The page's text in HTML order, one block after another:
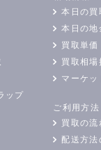
ップ
本日の買
本日の地
買取単価
買取相場
マーケッ
ご利用方法
買取の流
配送方法